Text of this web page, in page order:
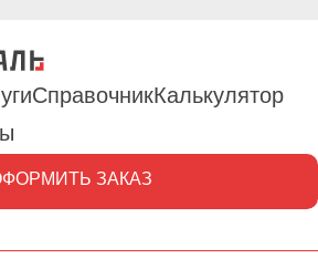
СправочникКалькулятор
ЗАКАЗ